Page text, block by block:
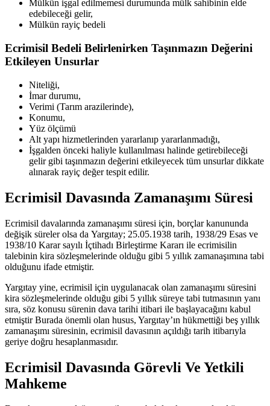
Mülkün işgal edilmemesi durumunda mülk sahibinin elde
edebileceği gelir,
Mülkün rayiç bedeli
Ecrimisil Bedeli Belirlenirken Taşınmazın Değerini
Etkileyen Unsurlar
Niteliği,
İmar durumu,
Verimi (Tarım arazilerinde),
Konumu,
Yüz ölçümü
Alt yapı hizmetlerinden yararlanıp yararlanmadığı,
İşgalden önceki haliyle kullanılması halinde getirebileceği
gelir gibi taşınmazın değerini etkileyecek tüm unsurlar dikkate
alınarak rayiç değer tespit edilir.
Ecrimisil Davasında Zamanaşımı Süresi
Ecrimisil davalarında zamanaşımı süresi için, borçlar kanununda
değişik süreler olsa da Yargıtay; 25.05.1938 tarih, 1938/29 Esas ve
1938/10 Karar sayılı İçtihadı Birleştirme Kararı ile ecrimisilin
talebinin kira sözleşmelerinde olduğu gibi 5 yıllık zamanaşımına tabi
olduğunu ifade etmiştir.
Yargıtay yine, ecrimisil için uygulanacak olan zamanaşımı süresini
kira sözleşmelerinde olduğu gibi 5 yıllık süreye tabi tutmasının yanı
sıra, söz konusu sürenin dava tarihi itibari ile başlayacağını kabul
etmiştir Burada önemli olan husus, Yargıtay’ın hükmettiği beş yıllık
zamanaşımı süresinin, ecrimisil davasının açıldığı tarih itibarıyla
geriye doğru hesaplanmasıdır.
Ecrimisil Davasında Görevli Ve Yetkili
Mahkeme